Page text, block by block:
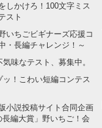
しかけろ！100文字ミス
スト
いちごビギナーズ応援コ
・長編チャレンジ！～
味なテスト、募集中。
ッ！こわい短編コンテス
小説投稿サイト合同企画
長編大賞」野いちご！会